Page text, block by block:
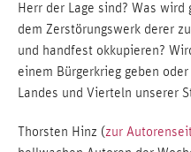
Herr der Lage sind? Was
dem Zerstörungswerk derer
und handfest okkupieren?
einem Bürgerkrieg geben
Landes und Vierteln unserer
Thorsten Hinz (zur